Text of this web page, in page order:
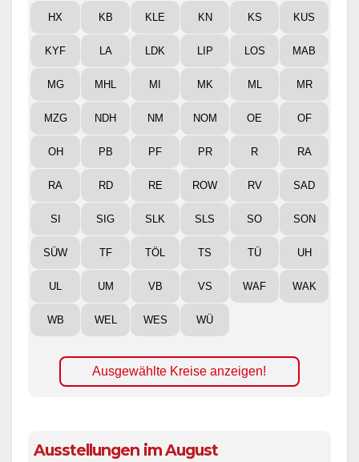
HX KB KLE KN KS KUS
KYF LA LDK LIP LOS MAB
MG MHL MI MK ML MR
MZG NDH NM NOM OE OF
OH PB PF PR R RA
RA RD RE ROW RV SAD
SI SIG SLK SLS SO SON
SÜW TF TÖL TS TÜ UH
UL UM VB VS WAF WAK
WB WEL WES WÜ
Ausgewählte Kreise anzeigen!
Ausstellungen im August